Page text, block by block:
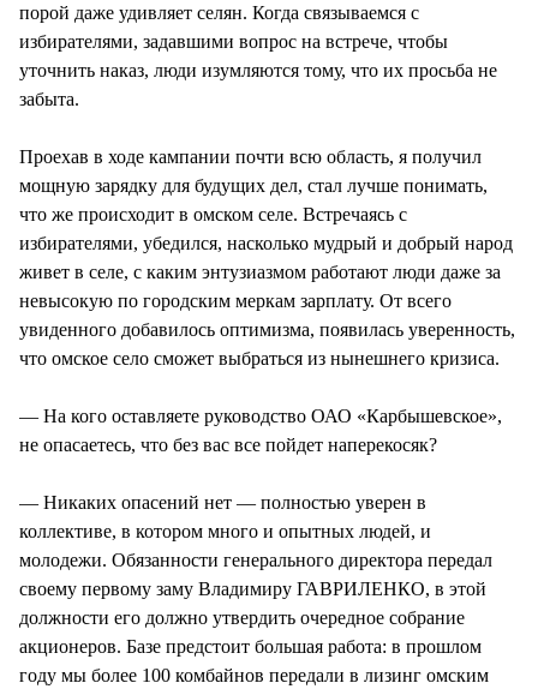
порой даже удивляет селян. Когда связываемся с
избирателями, задавшими вопрос на встрече, чтобы
уточнить наказ, люди изумляются тому, что их просьба не
забыта.
Проехав в ходе кампании почти всю область, я получил
мощную зарядку для будущих дел, стал лучше понимать,
что же происходит в омском селе. Встречаясь с
избирателями, убедился, насколько мудрый и добрый народ
живет в селе, с каким энтузиазмом работают люди даже за
невысокую по городским меркам зарплату. От всего
увиденного добавилось оптимизма, появилась уверенность,
что омское село сможет выбраться из нынешнего кризиса.
— На кого оставляете руководство ОАО «Карбышевское»,
не опасаетесь, что без вас все пойдет наперекосяк?
— Никаких опасений нет — полностью уверен в
коллективе, в котором много и опытных людей, и
молодежи. Обязанности генерального директора передал
своему первому заму Владимиру ГАВРИЛЕНКО, в этой
должности его должно утвердить очередное собрание
акционеров. Базе предстоит большая работа: в прошлом
году мы более 100 комбайнов передали в лизинг омским